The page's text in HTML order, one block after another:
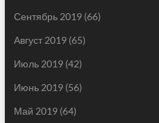
Сентябрь 2019(66)
Август 2019(65)
Июль 2019(42)
Июнь 2019(56)
Май 2019(64)